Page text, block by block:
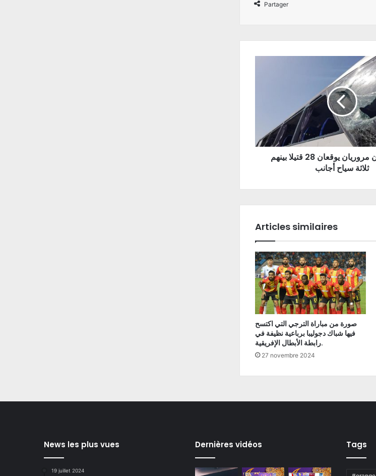
Partager
مصر: حادثان مروريان يوقعان 28 قتيلا بينهم
ثلاثة سياح أجانب
Articles similaires
صورة من مباراة الترجي التي اكتسح
فيها شباك دجوليبا برباعية نظيفة في
رابطة الأبطال الإفريقية.
27 novembre 2024
News les plus vues
19 juillet 2024
Dernières vidéos Tags